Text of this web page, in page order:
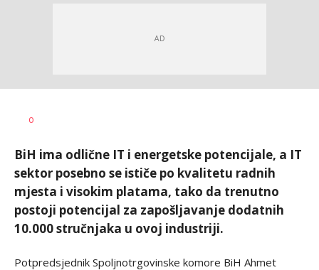
AUTOR
0
BiH ima odlične IT i energetske potencijale, a IT
sektor posebno se ističe po kvalitetu radnih
mjesta i visokim platama, tako da trenutno
postoji potencijal za zapošljavanje dodatnih
10.000 stručnjaka u ovoj industriji.
Potpredsjednik Spoljnotrgovinske komore BiH Ahmet